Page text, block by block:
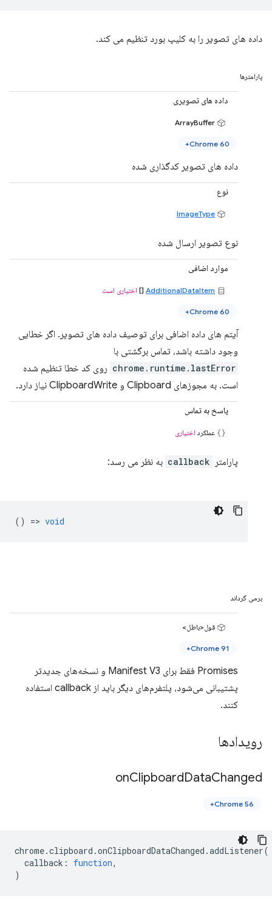
داده های تصویر را به کلیپ بورد تنظیم می کند.
پارامترها
داده های تصویری
Chrome 60+
داده های تصویر کدگذاری شده
نوع
ImageType
نوع تصویر ارسال شده
موارد اضافی
AdditionalDataItem
[] اختیاری است
Chrome 60+
آیتم های داده اضافی برای توصیف داده های تصویر. اگر خطایی
وجود داشته باشد، تماس برگشتی با
chrome.runtime.lastError روی کد خطا تنظیم شده
است. به مجوزهای Clipboard و ClipboardWrite نیاز دارد.
پاسخ به تماس
عملکرد اختیاری
پارامتر callback به نظر می رسد:
() => void
برمی گرداند
قول<باطل>
Chrome 91+
Promises فقط برای Manifest V3 و نسخه‌های جدیدتر
پشتیبانی می‌شود، پلتفرم‌های دیگر باید از callback استفاده
کنند.
رویدادها
onClipboardDataChanged
Chrome 56+
chrome.clipboard .onClipboardDataChanged .addListener(
callback : function,
)